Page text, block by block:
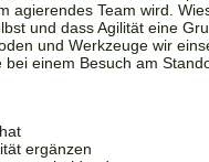
agierendes Team wird.
und dass Agilität eine
und Werkzeuge wir
einem Besuch am
ergänzen